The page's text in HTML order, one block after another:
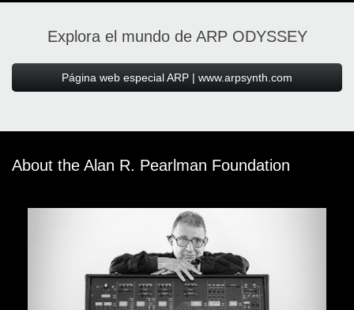
Explora el mundo de ARP ODYSSEY
Página web especial ARP | www.arpsynth.com
About the Alan R. Pearlman Foundation